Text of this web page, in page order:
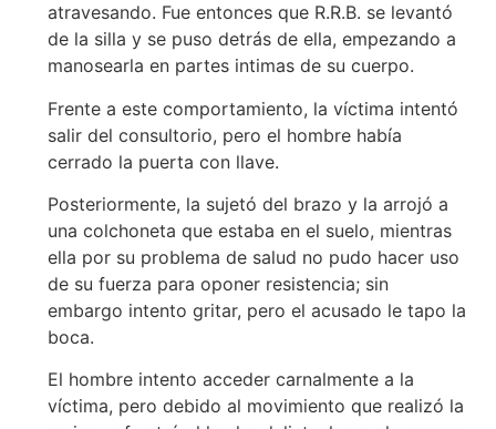
atravesando. Fue entonces que R.R.B. se levantó
de la silla y se puso detrás de ella, empezando a
manosearla en partes intimas de su cuerpo.
Frente a este comportamiento, la víctima intentó
salir del consultorio, pero el hombre había
cerrado la puerta con llave.
Posteriormente, la sujetó del brazo y la arrojó a
una colchoneta que estaba en el suelo, mientras
ella por su problema de salud no pudo hacer uso
de su fuerza para oponer resistencia; sin
embargo intento gritar, pero el acusado le tapo la
boca.
El hombre intento acceder carnalmente a la
víctima, pero debido al movimiento que realizó la